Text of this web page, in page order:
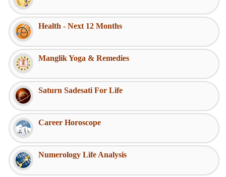
Health - Next 12 Months
Manglik Yoga & Remedies
Saturn Sadesati For Life
Career Horoscope
Numerology Life Analysis